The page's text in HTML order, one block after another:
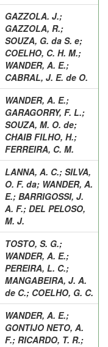
GAZZOLA. J.;
GAZZOLA, R.;
SOUZA, G. da S. e;
COELHO, C. H. M.;
WANDER, A. E.;
CABRAL, J. E. de O.
WANDER, A. E.;
GARAGORRY, F. L.;
SOUZA, M. O. de;
CHAIB FILHO, H.;
FERREIRA, C. M.
LANNA, A. C.; SILVA,
O. F. da; WANDER, A.
E.; BARRIGOSSI, J.
A. F.; DEL PELOSO,
M. J.
TOSTO, S. G.;
WANDER, A. E.;
PEREIRA, L. C.;
MANGABEIRA, J. A.
de C.; COELHO, G. C.
WANDER, A. E.;
GONTIJO NETO, A.
F.; RICARDO, T. R.;